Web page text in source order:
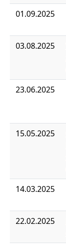
01.09.2025
03.08.2025
23.06.2025
15.05.2025
14.03.2025
22.02.2025